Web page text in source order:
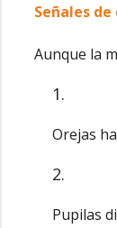
Señales
Aunque la
Orejas
Pupilas